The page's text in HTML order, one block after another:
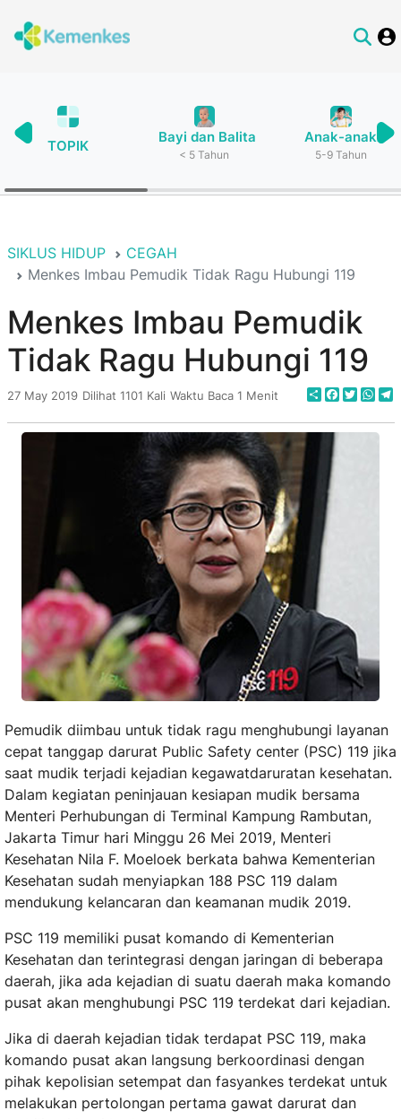
TOPIK
Bayi dan Balita
< 5 Tahun
Anak-anak
5-9 Tahun
SIKLUS HIDUP
CEGAH
Menkes Imbau Pemudik Tidak Ragu Hubungi 119
Menkes Imbau Pemudik
Tidak Ragu Hubungi 119
27 May 2019 Dilihat 1101 Kali Waktu Baca 1 Menit Share
Pemudik diimbau untuk tidak ragu menghubungi layanan
cepat tanggap darurat Public Safety center (PSC) 119 jika
saat mudik terjadi kejadian kegawatdaruratan kesehatan.
Dalam kegiatan peninjauan kesiapan mudik bersama
Menteri Perhubungan di Terminal Kampung Rambutan,
Jakarta Timur hari Minggu 26 Mei 2019, Menteri
Kesehatan Nila F. Moeloek berkata bahwa Kementerian
Kesehatan sudah menyiapkan 188 PSC 119 dalam
mendukung kelancaran dan keamanan mudik 2019.
PSC 119 memiliki pusat komando di Kementerian
Kesehatan dan terintegrasi dengan jaringan di beberapa
daerah, jika ada kejadian di suatu daerah maka komando
pusat akan menghubungi PSC 119 terdekat dari kejadian.
Jika di daerah kejadian tidak terdapat PSC 119, maka
komando pusat akan langsung berkoordinasi dengan
pihak kepolisian setempat dan fasyankes terdekat untuk
melakukan pertolongan pertama gawat darurat dan